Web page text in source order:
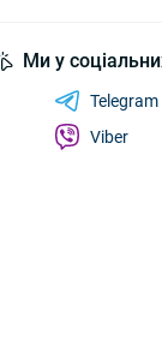
Ми у
Telegram
Viber